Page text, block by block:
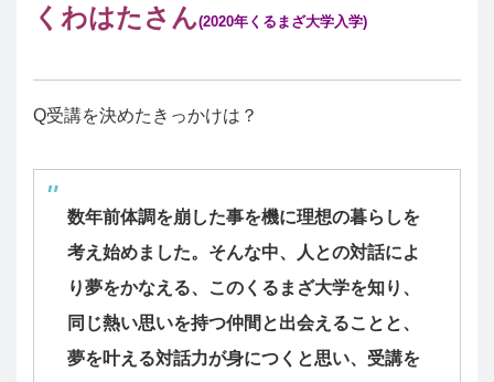
くわはたさん(2020年くるまざ大学入学)
Q受講を決めたきっかけは？
数年前体調を崩した事を機に理想の暮らしを
考え始めました。そんな中、人との対話によ
り夢をかなえる、このくるまざ大学を知り、
同じ熱い思いを持つ仲間と出会えることと、
夢を叶える対話力が身につくと思い、受講を